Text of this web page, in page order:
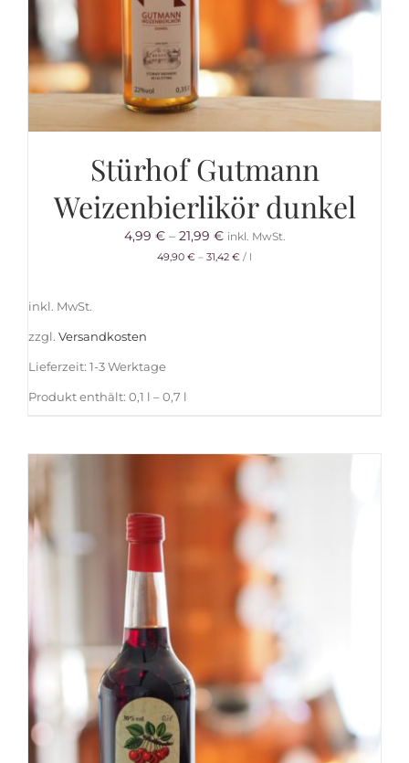
Stürhof Gutmann
Weizenbierlikör dunkel
4,99 €– 21,99 € inkl. MwSt.
49,90 € – 31,42 € / l
inkl. MwSt.
zzgl. Versandkosten
Lieferzeit: 1-3 Werktage
Produkt enthält: 0,1 l – 0,7 l